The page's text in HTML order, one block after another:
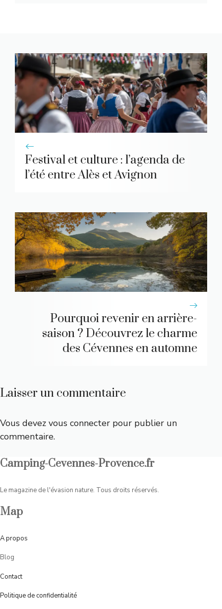
Festival et culture : l’agenda de
l’été entre Alès et Avignon
Pourquoi revenir en arrière-
saison ? Découvrez le charme
des Cévennes en automne
Laisser un commentaire
Vous devez vous connecter pour publier un
commentaire.
Camping-Cevennes-Provence.fr
Le magazine de l'évasion nature. Tous droits réservés.
Map
Apropos
Blog
Contact
Politique de confidentialité